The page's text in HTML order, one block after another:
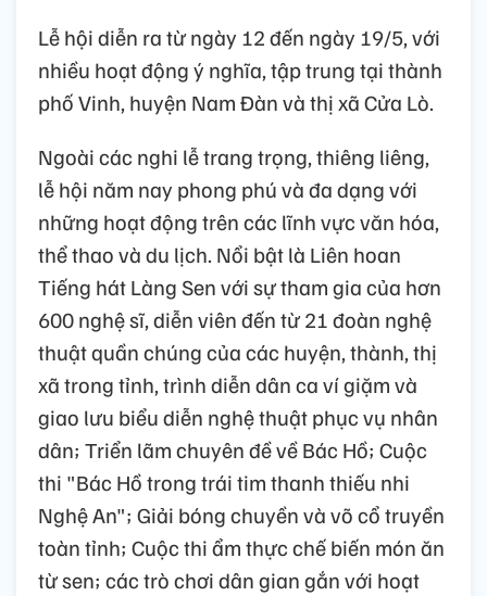
Lễ hội diễn ra từ ngày 12 đến ngày 19/5, với
nhiều hoạt động ý nghĩa, tập trung tại thành
phố Vinh, huyện Nam Đàn và thị xã Cửa Lò.
Ngoài các nghi lễ trang trọng, thiêng liêng,
lễ hội năm nay phong phú và đa dạng với
những hoạt động trên các lĩnh vực văn hóa,
thể thao và du lịch. Nổi bật là Liên hoan
Tiếng hát Làng Sen với sự tham gia của hơn
600 nghệ sĩ, diễn viên đến từ 21 đoàn nghệ
thuật quần chúng của các huyện, thành, thị
xã trong tỉnh, trình diễn dân ca ví giặm và
giao lưu biểu diễn nghệ thuật phục vụ nhân
dân; Triển lãm chuyên đề về Bác Hồ; Cuộc
thi "Bác Hồ trong trái tim thanh thiếu nhi
Nghệ An"; Giải bóng chuyền và võ cổ truyền
toàn tỉnh; Cuộc thi ẩm thực chế biến món ăn
từ sen; các trò chơi dân gian gắn với hoạt